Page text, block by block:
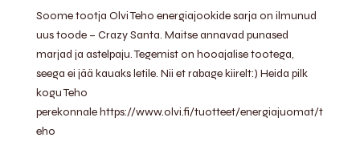
Soome tootja Olvi Teho energiajookide sarja on ilmunud
uus toode – Crazy Santa. Maitse annavad punased
marjad ja astelpaju. Tegemist on hooajalise tootega,
seega ei jää kauaks letile. Nii et rabage kiirelt:) Heida pilk
kogu Teho
perekonnale https://www.olvi.fi/tuotteet/energiajuomat/t
eho